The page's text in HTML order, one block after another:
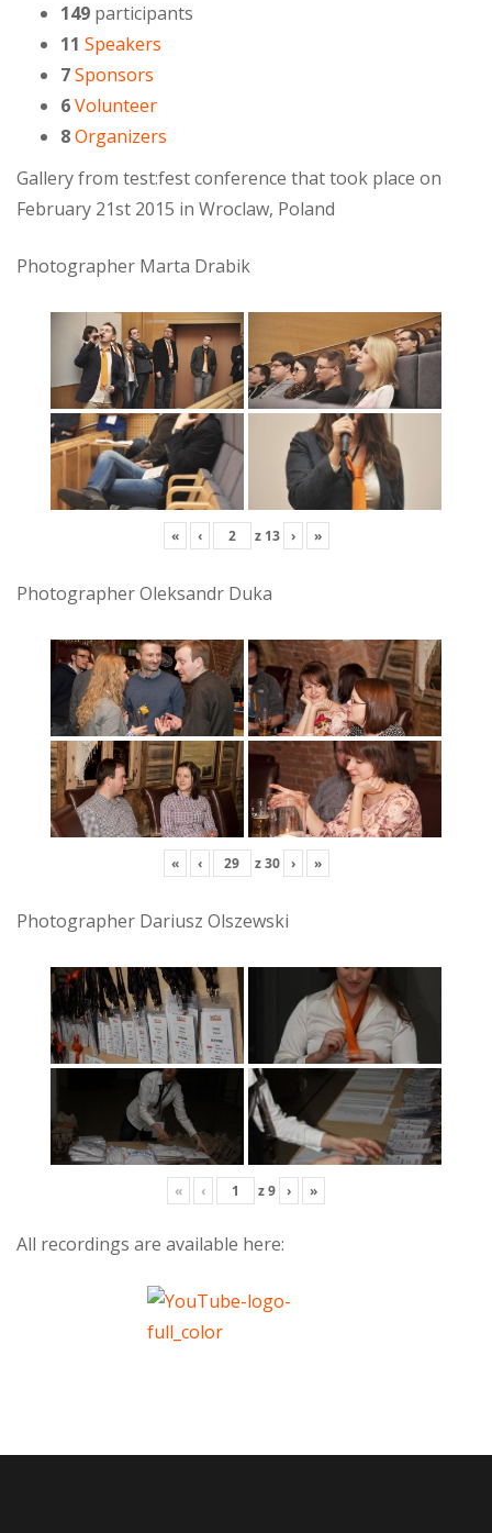
149 participants
11 Speakers
7Sponsors
6Volunteer
8Organizers
Gallery from test:fest conference that took place on
February 21st 2015 in Wroclaw, Poland
Photographer Marta Drabik
« ‹ z 13 › »
Photographer Oleksandr Duka
« ‹ z30 › »
Photographer Dariusz Olszewski
« ‹ z9 › »
All recordings are available here: